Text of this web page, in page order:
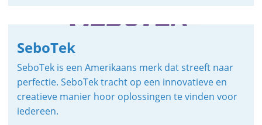
SeboTek
SeboTek is een Amerikaans merk dat streeft naar
perfectie. SeboTek tracht op een innovatieve en
creatieve manier hoor oplossingen te vinden voor
iedereen.